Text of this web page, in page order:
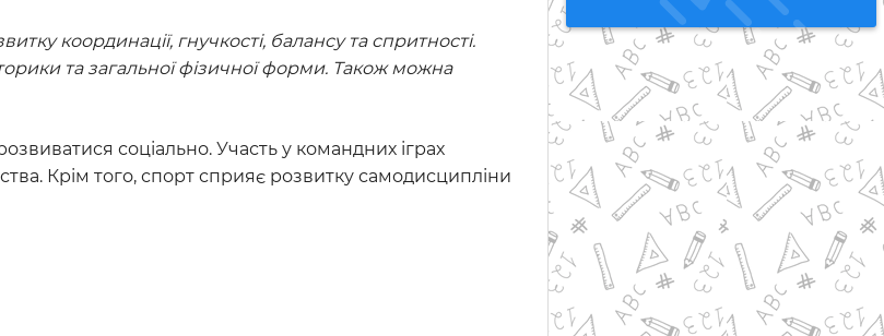
координації, гнучкості, балансу та спритності.
та загальної фізичної форми. Також можна
соціально. Участь у командних іграх
Крім того, спорт сприяє розвитку самодисципліни